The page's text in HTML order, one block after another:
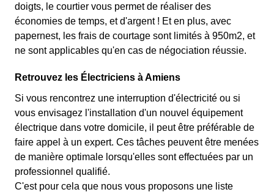
doigts, le courtier vous permet de réaliser des
économies de temps, et d'argent ! Et en plus, avec
papernest, les frais de courtage sont limités à 950m2, et
ne sont applicables qu'en cas de négociation réussie.
Retrouvez les Électriciens à Amiens
Si vous rencontrez une interruption d'électricité ou si
vous envisagez l'installation d'un nouvel équipement
électrique dans votre domicile, il peut être préférable de
faire appel à un expert. Ces tâches peuvent être menées
de manière optimale lorsqu'elles sont effectuées par un
professionnel qualifié.
C'est pour cela que nous vous proposons une liste